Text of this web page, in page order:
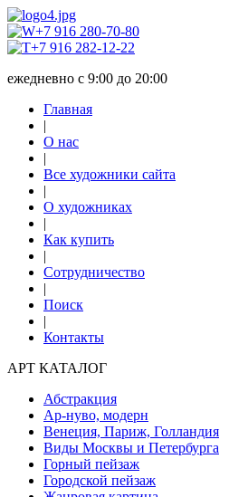
+7 916 280-70-80
+7 916 282-12-22
ежедневно с 9:00 до 20:00
Главная
|
О нас
|
Все художники сайта
|
О художниках
|
Как купить
|
Сотрудничество
|
Поиск
|
Контакты
АРТ КАТАЛОГ
Абстракция
Ар-нуво, модерн
Венеция, Париж, Голландия
Виды Москвы и Петербурга
Горный пейзаж
Городской пейзаж